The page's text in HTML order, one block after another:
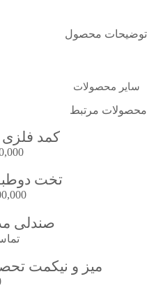
توضیحات محصول
سایر محصولات
محصولات مرتبط
کمد فلزی 2 درب رویهم
تخت
صندلی
میز و نیکمت